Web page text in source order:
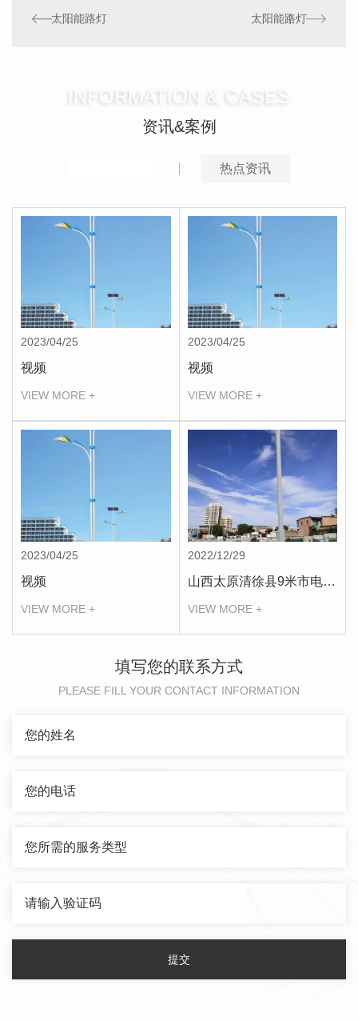
太阳能路灯 太阳能路灯
INFORMATION & CASES
资讯&案例
热点资讯
2023/04/25
视频
VIEW MORE +
2023/04/25
视频
VIEW MORE +
2023/04/25
视频
VIEW MORE +
2022/12/29
山西太原清徐县9米市电路灯合作案例
VIEW MORE +
填写您的联系方式
PLEASE FILL YOUR CONTACT INFORMATION
提交